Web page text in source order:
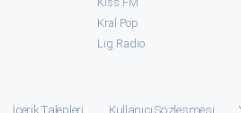
Kral Pop
⁠Lig Radio
İçerik Talepleri Kullanıcı Sözleşmesi